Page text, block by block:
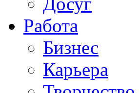
Работа
Бизнес
Карьера